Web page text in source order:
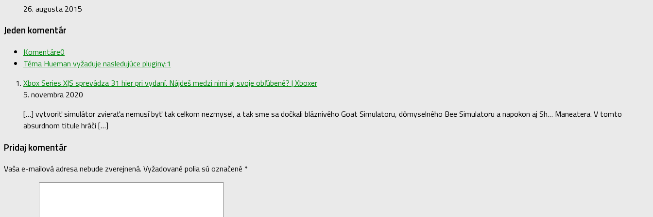
26. augusta 2015
Jeden komentár
Komentáre0
Téma Hueman vyžaduje nasledujúce pluginy:1
Xbox Series X|S sprevádza 31 hier pri vydaní. Nájdeš medzi nimi aj svoje obľúbené? | Xboxer
5. novembra 2020
[…] vytvoriť simulátor zvieraťa nemusí byť tak celkom nezmysel, a tak sme sa dočkali bláznivého Goat Simulatoru, dômyselného Bee Simulatoru a napokon aj Sh… Maneatera. V tomto
absurdnom titule hráči […]
Pridaj komentár
Vaša e-mailová adresa nebude zverejnená. Vyžadované polia sú označené *